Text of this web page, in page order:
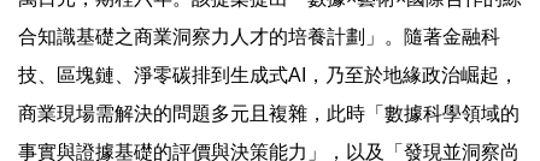
合知識基礎之商業洞察力人才的培養計劃」。隨著金融科
技、區塊鏈、淨零碳排到生成式AI，乃至於地緣政治崛起，
商業現場需解決的問題多元且複雜，此時「數據科學領域的
事實與證據基礎的評價與決策能力」，以及「發現並洞察尚